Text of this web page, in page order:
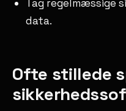
Tag regelmæssige
data.
Ofte stillede